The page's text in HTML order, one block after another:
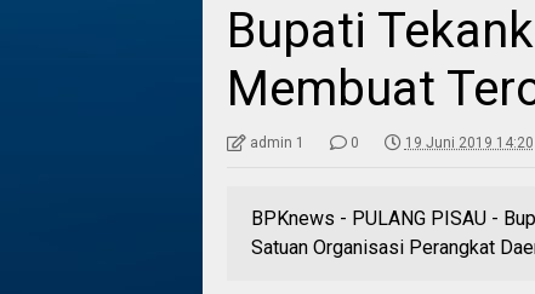
Bupati
Membuat
admin 1 0 19 Juni 2019 14:20
BPKnews - PULANG PISAU -
Satuan Organisasi Perangkat